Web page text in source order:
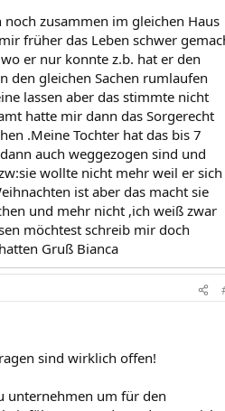
zusammen im gleichen Haus
früher das Leben schwer
er nur konnte z.b. hat er den
den gleichen Sachen rumlaufen
lassen aber das stimmte nicht
hatte mir dann das Sorgerecht
.Meine Tochter hat das bis 7
auch weggezogen sind und
wollte nicht mehr weil er sich
ist aber das macht sie
und mehr nicht ,ich weiß zwar
möchtest schreib mir doch
Gruß Bianca
sind wirklich offen!
unternehmen um für den